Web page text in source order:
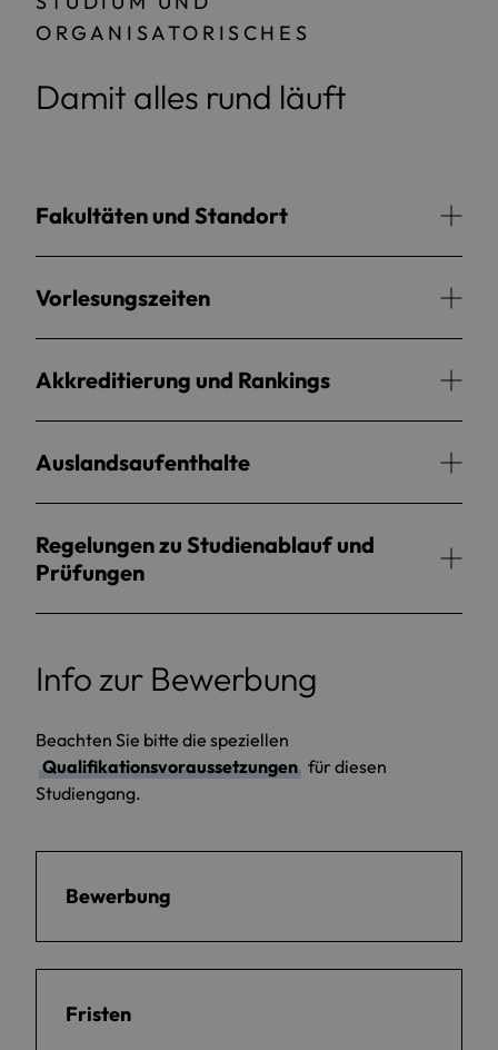
ORGANISATORISCHES
Damit alles rund läuft
Fakultäten und Standort
Vorlesungszeiten
Akkreditierung und Rankings
Auslandsaufenthalte
Regelungen zu Studienablauf und
Prüfungen
Info zur Bewerbung
Beachten Sie bitte die speziellen
Qualifikationsvoraussetzungen für diesen
Studiengang.
Bewerbung
Fristen